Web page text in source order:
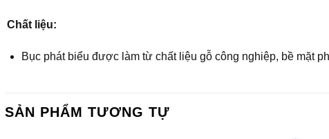
Chất liệu:
Bục phát biểu được làm từ chất liệu gỗ công nghiệp, bề mặt
SẢN PHẨM TƯƠNG TỰ